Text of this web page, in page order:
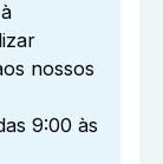
nossos
9:00 às